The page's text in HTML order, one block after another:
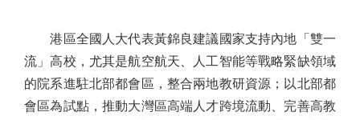
港區全國人大代表黃錦良建議國家支持內地「雙一
流」高校，尤其是航空航天、人工智能等戰略緊缺領域
的院系進駐北部都會區，整合兩地教研資源；以北部都
會區為試點，推動大灣區高端人才跨境流動、完善高教